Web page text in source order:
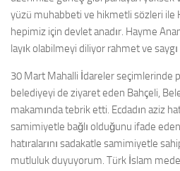
yüzü muhabbeti ve hikmetli sözleri ile
hepimiz için devlet anadır. Hayme
layık olabilmeyi diliyor rahmet ve
30 Mart Mahalli İdareler seçimlerinde
belediyeyi de ziyaret eden Bahçeli,
makamında tebrik etti. Ecdadın aziz
samimiyetle bağlı olduğunu ifade eden
hatıralarını sadakatle samimiyetle
mutluluk duyuyorum. Türk İslam